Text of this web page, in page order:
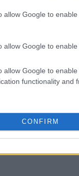
allow Google to
allow Google to
allow Google to
functionality and
CONFIRM
Βέροιας.»
κατά την περίοδο
στην
(1966-1989).»
«Μεταγραφές
και